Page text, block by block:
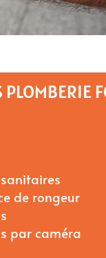
PLOMBERIE
de rongeur
par caméra